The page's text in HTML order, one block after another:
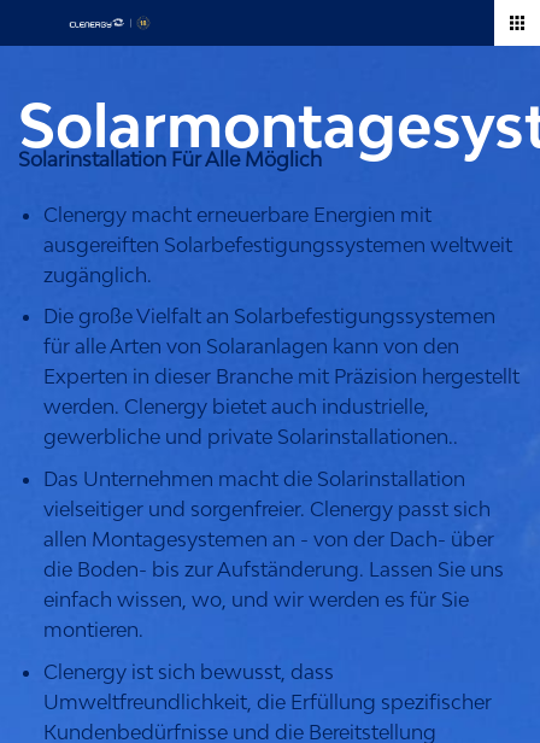
Inhalt
Solarinstallation Für Alle Möglich
Clenergy macht erneuerbare Energien mit
ausgereiften Solarbefestigungssystemen weltweit
zugänglich.
Die große Vielfalt an Solarbefestigungssystemen
für alle Arten von Solaranlagen kann von den
Experten in dieser Branche mit Präzision hergestellt
werden. Clenergy bietet auch industrielle,
gewerbliche und private Solarinstallationen..
Das Unternehmen macht die Solarinstallation
vielseitiger und sorgenfreier. Clenergy passt sich
allen Montagesystemen an - von der Dach- über
die Boden- bis zur Aufständerung. Lassen Sie uns
einfach wissen, wo, und wir werden es für Sie
montieren.
Clenergy ist sich bewusst, dass
Umweltfreundlichkeit, die Erfüllung spezifischer
Kundenbedürfnisse und die Bereitstellung